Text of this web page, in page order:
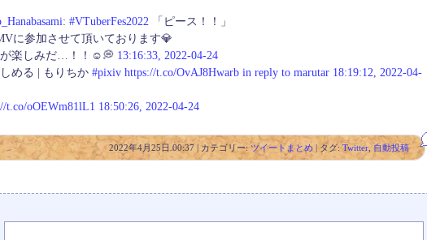
: #VTuberFes2022 「ピース！！」
に参加させて頂いております💎
が楽しみだ…！！☺️💭 13:16:33, 2022-04-24
める | もりちか #pixiv https://t.co/OvAJ8Hwarb in reply to marutar 18:19:12, 2022-04-
t.co/oOEWm81lL1 18:50:26, 2022-04-24
2022年4月25日 00:37 | カテゴリー: ツイートまとめ | タグ: Twitter ,自動投稿